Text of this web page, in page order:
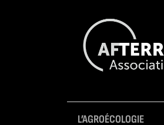
L’AGROÉCOLOGIE